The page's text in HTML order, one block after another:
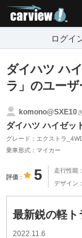
ログイ
ダイハツ ハ
ラ」のユー
komono@SXE10
ダイハツ ハイゼッ
グレード：エクストラ
乗車形式：マイカー
評価 5 走行性能
デザイン
最新鋭の軽ト
2022.11.6